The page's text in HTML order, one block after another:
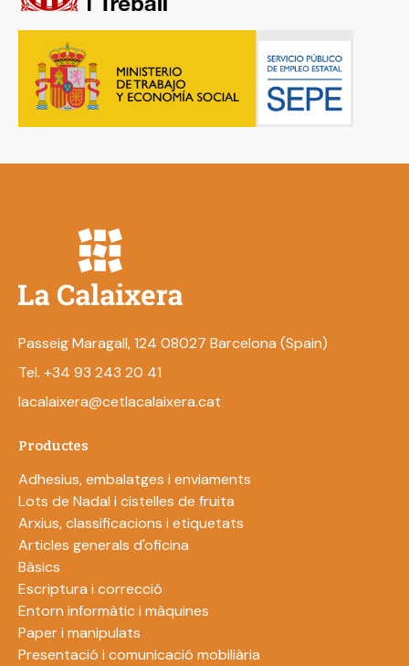
Passeig Maragall, 124 08027 Barcelona (Spain)
Tel. +34 93 243 20 41
lacalaixera@cetlacalaixera.cat
Productes
Adhesius, embalatges i enviaments
Lots de Nadal i cistelles de fruita
Arxius, classificacions i etiquetats
Articles generals d'oficina
Bàsics
Escriptura i correcció
Entorn informàtic i màquines
Paper i manipulats
Presentació i comunicació mobiliària